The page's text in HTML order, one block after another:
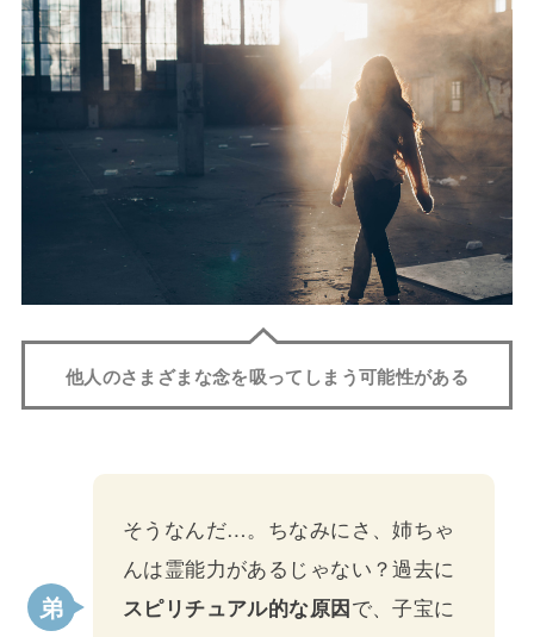
他人のさまざまな念を吸ってしまう可能性がある
そうなんだ…。ちなみにさ、姉ちゃ
んは霊能力があるじゃない？過去に
スピリチュアル的な原因で、子宝に